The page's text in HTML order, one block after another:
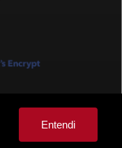
Entendi